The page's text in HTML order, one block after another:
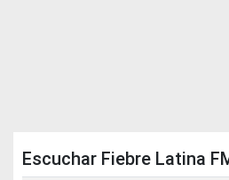
Escuchar Fiebre Latina